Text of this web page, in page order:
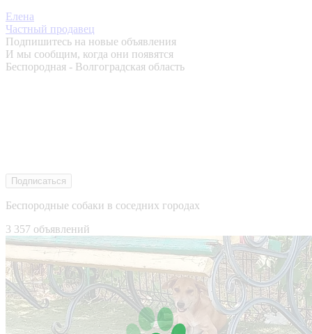
Елена
Частный продавец
Подпишитесь на новые объявления
И мы сообщим, когда они появятся
Беспородная - Волгоградская область
Подписаться
Беспородные собаки в соседних городах
3 357 объявлений